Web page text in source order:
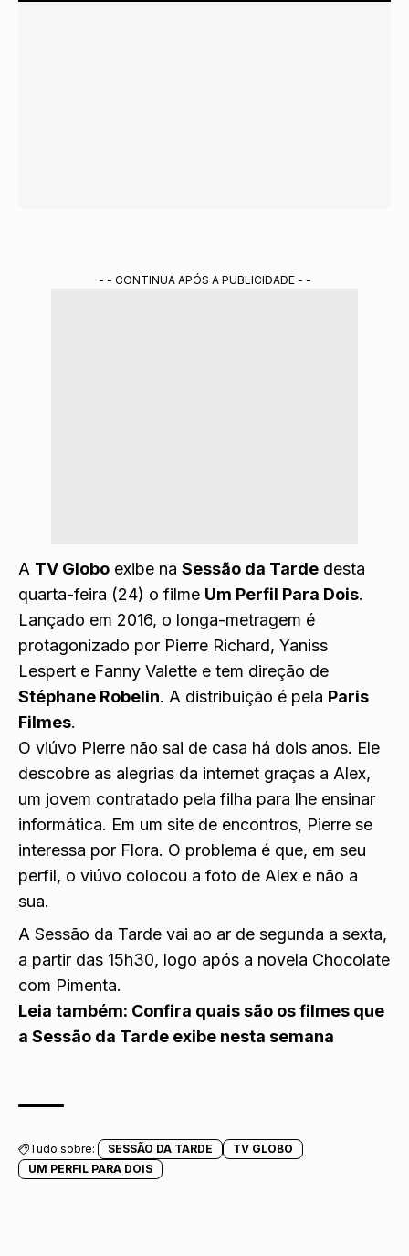
- - CONTINUA APÓS A PUBLICIDADE - -
A TV Globo exibe na Sessão da Tarde desta
quarta-feira (24) o filme Um Perfil Para Dois.
Lançado em 2016, o longa-metragem é
protagonizado por Pierre Richard, Yaniss
Lespert e Fanny Valette e tem direção de
Stéphane Robelin. A distribuição é pela Paris
Filmes.
O viúvo Pierre não sai de casa há dois anos. Ele
descobre as alegrias da internet graças a Alex,
um jovem contratado pela filha para lhe ensinar
informática. Em um site de encontros, Pierre se
interessa por Flora. O problema é que, em seu
perfil, o viúvo colocou a foto de Alex e não a
sua.
A Sessão da Tarde vai ao ar de segunda a sexta,
a partir das 15h30, logo após a novela Chocolate
com Pimenta.
Leia também: Confira quais são os filmes que
a Sessão da Tarde exibe nesta semana
Tudo sobre: SESSÃO DA TARDE
TV GLOBO
UM PERFIL PARA DOIS